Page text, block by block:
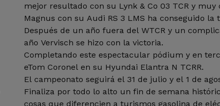
mejor resultado con su Lynk & Co 03 TCR y muy
Magnus con su Audi RS 3 LMS ha conseguido la
Después de un año fuera del WTCR y un
año Vervisch se hizo con la victoria.
Completando este espectacular pódium y en
eTom Coronel en su Hyundai Elantra N TCRR.
El campeonato seguirá el 31 de julio y el 1 de
Finaliza por todo lo alto un fin de semana
cosas que diferencien a turismos gasolina de